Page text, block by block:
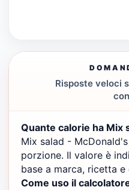
Risposte veloci
Quante calorie ha Mix
Mix salad -
porzione. Il valore è
base a marca, ricetta e
Come uso il